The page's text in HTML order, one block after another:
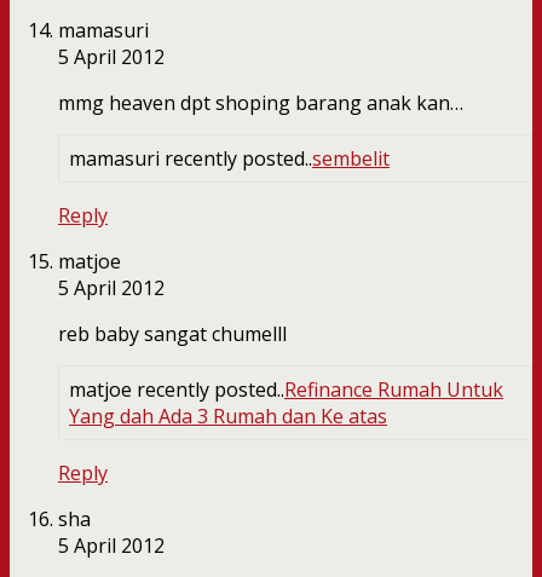
mamasuri
5 April 2012
mmg heaven dpt shoping barang anak kan…
mamasuri recently posted..sembelit
Reply
matjoe
5 April 2012
reb baby sangat chumelll
matjoe recently posted..Refinance Rumah Untuk
Yang dah Ada 3 Rumah dan Ke atas
Reply
sha
5 April 2012